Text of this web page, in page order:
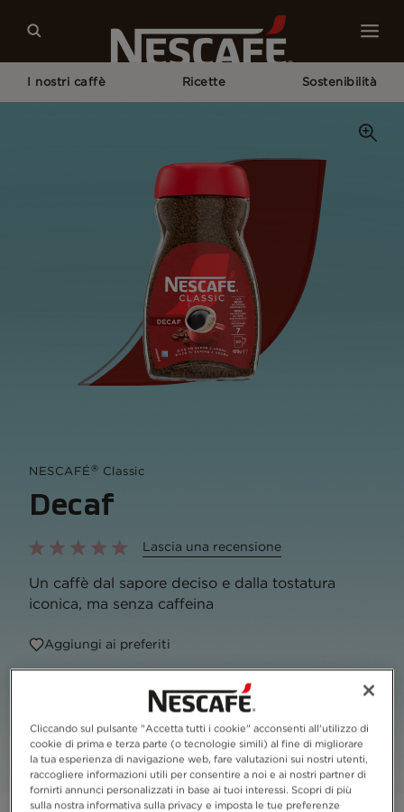
I nostri caffè Ricette Sostenibilità
NESCAFÉ® Classic
Decaf
Lascia una recensione
Un caffè dal sapore deciso e dalla tostatura
iconica, ma senza caffeina
Aggiungi ai preferiti
Vaso in vetro 100g
Riciclabilità
Lista ingredienti
Cliccando sul pulsante "Accetta tutti i cookie" acconsenti all'utilizzo di
cookie di prima e terza parte (o tecnologie simili) al fine di migliorare
la tua esperienza di navigazione web, fare valutazioni sui nostri utenti,
raccogliere informazioni utili per consentire a noi e ai nostri partner di
fornirti annunci personalizzati in base ai tuoi interessi. Scopri di più
sulla nostra informativa sulla privacy e imposta le tue preferenze